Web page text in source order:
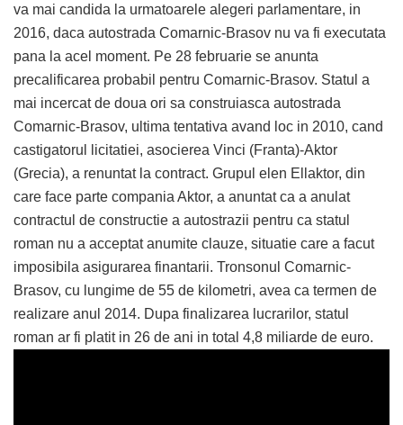
va mai candida la urmatoarele alegeri parlamentare, in
2016, daca autostrada Comarnic-Brasov nu va fi executata
pana la acel moment. Pe 28 februarie se anunta
precalificarea probabil pentru Comarnic-Brasov. Statul a
mai incercat de doua ori sa construiasca autostrada
Comarnic-Brasov, ultima tentativa avand loc in 2010, cand
castigatorul licitatiei, asocierea Vinci (Franta)-Aktor
(Grecia), a renuntat la contract. Grupul elen Ellaktor, din
care face parte compania Aktor, a anuntat ca a anulat
contractul de constructie a autostrazii pentru ca statul
roman nu a acceptat anumite clauze, situatie care a facut
imposibila asigurarea finantarii. Tronsonul Comarnic-
Brasov, cu lungime de 55 de kilometri, avea ca termen de
realizare anul 2014. Dupa finalizarea lucrarilor, statul
roman ar fi platit in 26 de ani in total 4,8 miliarde de euro.